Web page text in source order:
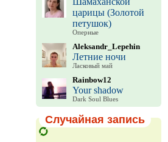
царицы (Золотой
петушок)
Оперные
Aleksandr_Lepehin
Летние ночи
Ласковый май
Rainbow12
Your shadow
Dark Soul Blues
Случайная запись